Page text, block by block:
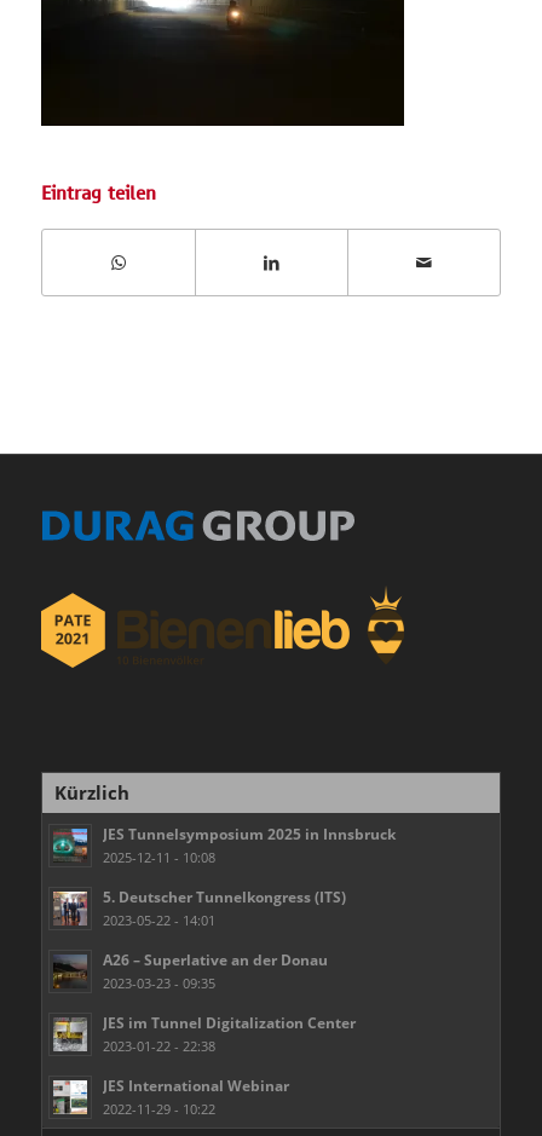
Eintrag teilen
Kürzlich
JES Tunnelsymposium 2025 in Innsbruck
2025-12-11 - 10:08
5. Deutscher Tunnelkongress (ITS)
2023-05-22 - 14:01
A26 – Superlative an der Donau
2023-03-23 - 09:35
JES im Tunnel Digitalization Center
2023-01-22 - 22:38
JES International Webinar
2022-11-29 - 10:22